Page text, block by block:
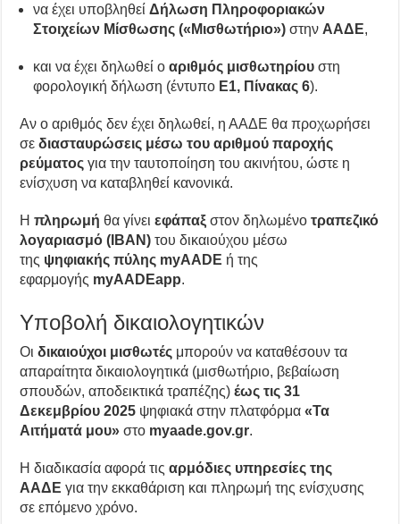
να έχει υποβληθείΔήλωση Πληροφοριακών
Στοιχείων Μίσθωσης («Μισθωτήριο») στην ΑΑΔΕ,
και να έχει δηλωθεί οαριθμός μισθωτηρίου στη
φορολογική δήλωση (έντυπο Ε1, Πίνακας 6).
Αν ο αριθμός δεν έχει δηλωθεί, η ΑΑΔΕ θα προχωρήσει
σεδιασταυρώσεις μέσω του αριθμού παροχής
ρεύματος για την ταυτοποίηση του ακινήτου, ώστε η
ενίσχυση να καταβληθεί κανονικά.
Ηπληρωμή θα γίνειεφάπαξ στον δηλωμένοτραπεζικό
λογαριασμό (IBAN) του δικαιούχου μέσω
της ψηφιακής πύλης myAADE ή της
εφαρμογής myAADEapp.
Υποβολή δικαιολογητικών
Οιδικαιούχοι μισθωτές μπορούν να καταθέσουν τα
απαραίτητα δικαιολογητικά (μισθωτήριο, βεβαίωση
σπουδών, αποδεικτικά τραπέζης)έως τις 31
Δεκεμβρίου 2025 ψηφιακά στην πλατφόρμα«Τα
Αιτήματά μου» στο myaade.gov.gr.
Η διαδικασία αφορά τιςαρμόδιες υπηρεσίες της
ΑΑΔΕ για την εκκαθάριση και πληρωμή της ενίσχυσης
σε επόμενο χρόνο.